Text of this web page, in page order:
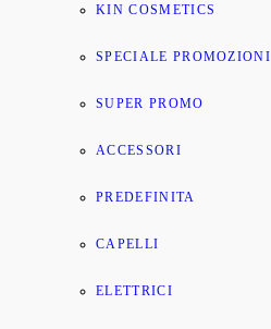
KIN COSMETICS
SPECIALE PROMOZIONI
SUPER PROMO
ACCESSORI
PREDEFINITA
CAPELLI
ELETTRICI